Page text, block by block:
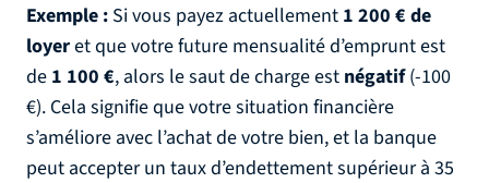
Exemple : Si vous payez actuellement 1 200 € de
loyeret que votre future mensualité d’emprunt est
de 1 100 €, alors le saut de charge est négatif(-100
€). Cela signifie que votre situation financière
s’améliore avec l’achat de votre bien, et la banque
peut accepter un taux d’endettement supérieur à 35